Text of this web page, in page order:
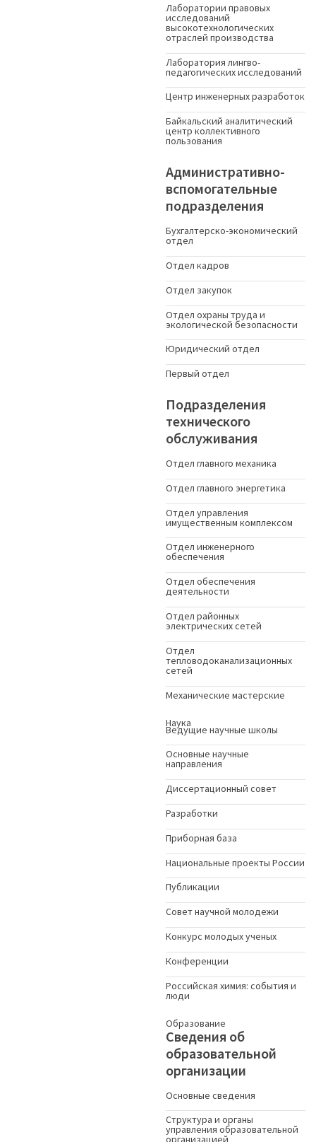
Лаборатории правовых
исследований
высокотехнологических
отраслей производства
Лаборатория лингво-
педагогических исследований
Центр инженерных разработок
Байкальский аналитический
центр коллективного
пользования
Административно-
вспомогательные
подразделения
Бухгалтерско-экономический
отдел
Отдел кадров
Отдел закупок
Отдел охраны труда и
экологической безопасности
Юридический отдел
Первый отдел
Подразделения
технического
обслуживания
Отдел главного механика
Отдел главного энергетика
Отдел управления
имущественным комплексом
Отдел инженерного
обеспечения
Отдел обеспечения
деятельности
Отдел районных
электрических сетей
Отдел
тепловодоканализационных
сетей
Механические мастерские
Наука
Ведущие научные школы
Основные научные
направления
Диссертационный совет
Разработки
Приборная база
Национальные проекты России
Публикации
Совет научной молодежи
Конкурс молодых ученыx
Конференции
Российская химия: события и
люди
Образование
Сведения об
образовательной
организации
Основные сведения
Структура и органы
управления образовательной